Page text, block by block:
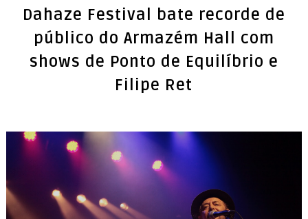
Dahaze Festival bate recorde de
público do Armazém Hall com
shows de Ponto de Equilíbrio e